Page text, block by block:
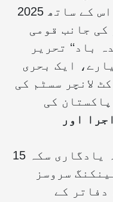
اردو میں کندہ ہیں جبکہ اس کے ساتھ 2025
کی جانب قومی
باد‘‘ تحریر
ایک بحری
لانچر سسٹم کی
کی
اجرا اور
اسٹیٹ بینک کے مطابق، یہ یادگاری سکہ 15
پی بینکنگ سروسز
دفاتر کے